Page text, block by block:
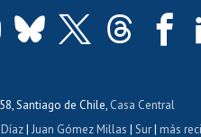
Santiago de Chile, Casa Central
| Juan Gómez Millas | Sur| más